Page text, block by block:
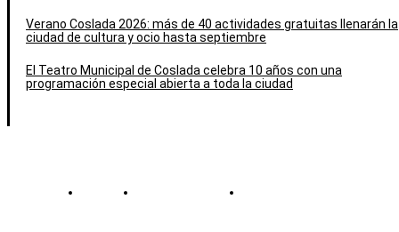
Verano Coslada 2026: más de 40 actividades gratuitas llenarán la
ciudad de cultura y ocio hasta septiembre
El Teatro Municipal de Coslada celebra 10 años con una
programación especial abierta a toda la ciudad
Contacto Política de cookies